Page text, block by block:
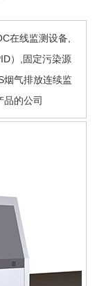
在线监测设备,
）,固定污染源
烟气排放连续监
的公司